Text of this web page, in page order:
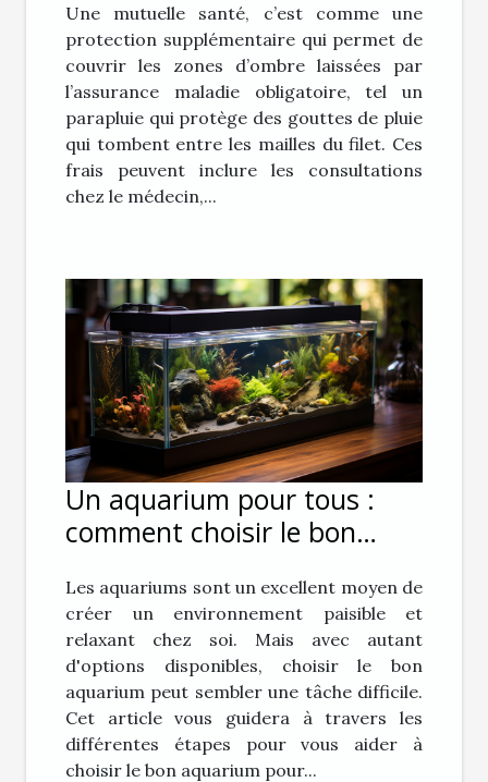
Une mutuelle santé, c’est comme une
protection supplémentaire qui permet de
couvrir les zones d’ombre laissées par
l’assurance maladie obligatoire, tel un
parapluie qui protège des gouttes de pluie
qui tombent entre les mailles du filet. Ces
frais peuvent inclure les consultations
chez le médecin,...
Un aquarium pour tous :
comment choisir le bon
Les aquariums sont un excellent moyen de
créer un environnement paisible et
relaxant chez soi. Mais avec autant
d'options disponibles, choisir le bon
aquarium peut sembler une tâche difficile.
Cet article vous guidera à travers les
différentes étapes pour vous aider à
choisir le bon aquarium pour...